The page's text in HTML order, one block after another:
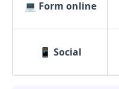
💻 Form online
📱 Social